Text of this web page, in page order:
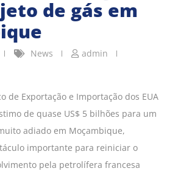
de gás em
News
admin
de Exportação e Importação dos EUA
de quase US$ 5 bilhões para um
adiado em Moçambique,
importante para reiniciar o
pela petrolífera francesa